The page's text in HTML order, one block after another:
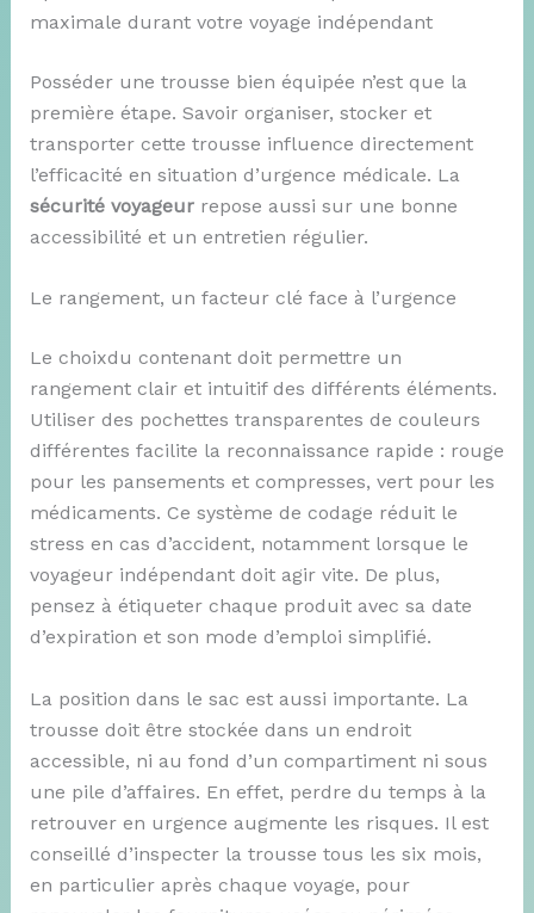
maximale durant votre voyage indépendant
Posséder une trousse bien équipée n’est que la
première étape. Savoir organiser, stocker et
transporter cette trousse influence directement
l’efficacité en situation d’urgence médicale. La
sécurité voyageurrepose aussi sur une bonne
accessibilité et un entretien régulier.
Le rangement, un facteur clé face à l’urgence
Le choixdu contenant doit permettre un
rangement clair et intuitif des différents éléments.
Utiliser des pochettes transparentes de couleurs
différentes facilite la reconnaissance rapide : rouge
pour les pansements et compresses, vert pour les
médicaments. Ce système de codage réduit le
stress en cas d’accident, notamment lorsque le
voyageur indépendant doit agir vite. De plus,
pensez à étiqueter chaque produit avec sa date
d’expiration et son mode d’emploi simplifié.
La position dans le sac est aussi importante. La
trousse doit être stockée dans un endroit
accessible, ni au fond d’un compartiment ni sous
une pile d’affaires. En effet, perdre du temps à la
retrouver en urgence augmente les risques. Il est
conseillé d’inspecter la trousse tous les six mois,
en particulier après chaque voyage, pour